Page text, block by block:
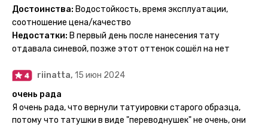
держится на теле до 2 недель - после нанесения не нужно
бояться мочить такие тату, вода их так просто не смоет. К
рисункам прикладывается инструкция, но я предпочла
другой способ нанесения - оставила наклейку на теле на
ночь, чтобы точно перестраховаться - на утро эффект
сразу же проявился. На неподвижных частях тела тату
носится дольше, поэтому нужно обдуманно выбирать куда
её стоит наносить. Когда рисунок начнёт стираться -
водой спокойно можно убрать оставшийся контур.
Достоинства: Водостойкость, время эксплуатации,
соотношение цена/качество
Недостатки: В первый день после нанесения тату
отдавала синевой, позже этот оттенок сошёл на нет
riinatta, 15 июн 2024
очень рада
Я очень рада, что вернули татуировки старого образца,
потому что татушки в виде "переводнушек" не очень, они